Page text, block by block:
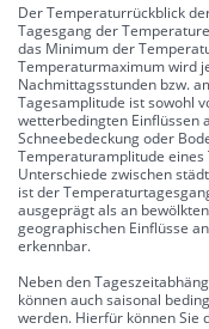
Der Temperaturrückblick
Tagesgang der
das Minimum der
Temperaturmaximum wird
Nachmittagsstunden bzw.
Tagesamplitude ist sowohl
wetterbedingten Einflüssen
Schneebedeckung oder
Temperaturamplitude eines
Unterschiede zwischen
ist der
ausgeprägt als an
geographischen Einflüsse
erkennbar.
Neben den
können auch saisonal
werden. Hierfür können Sie